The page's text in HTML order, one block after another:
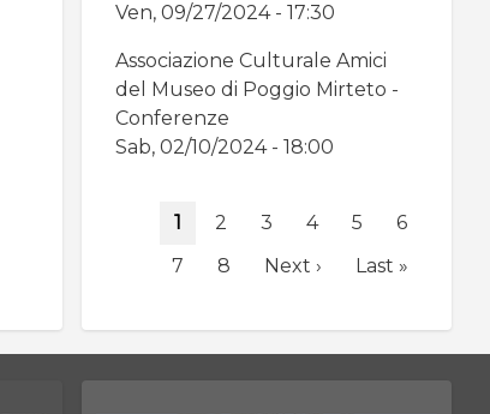
Ven, 09/27/2024 - 17:30
Associazione Culturale Amici
del Museo di Poggio Mirteto -
Conferenze
Sab, 02/10/2024 - 18:00
Paginazione
Pagina
1 Page
2 Page
3 Page
4 Page
5 Page
6
Page
7 Page
8
Pagina
Next ›
Ultima
Last »